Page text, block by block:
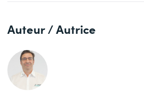
Auteur / Autrice